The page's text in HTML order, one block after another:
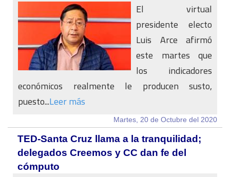
El virtual
presidente electo
Luis Arce afirmó
este martes que
los indicadores
económicos realmente le producen susto,
puesto...Leer más
Martes, 20 de Octubre del 2020
TED-Santa Cruz llama a la tranquilidad;
delegados Creemos y CC dan fe del
cómputo